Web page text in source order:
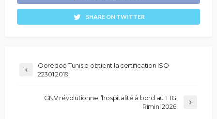
SHARE ON TWITTER
Ooredoo Tunisie obtient la certification ISO
22301:2019
GNV révolutionne l’hospitalité à bord au TTG
Rimini 2026